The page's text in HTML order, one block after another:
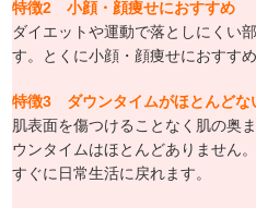
特徴2
小顔・顔痩せにおすすめ
ダイエットや運動で落としにくい
す。とくに小顔・顔痩せにおすすめ
特徴3
ダウンタイムがほとんどな
肌表面を傷つけることなく肌の奥
ウンタイムはほとんどありません
すぐに日常生活に戻れます。